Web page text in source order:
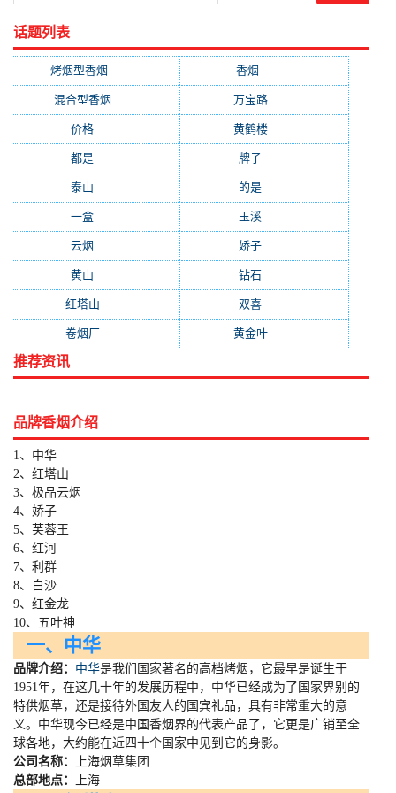
话题列表
烤烟型香烟 香烟
混合型香烟 万宝路(331)
价格 黄鹤楼(315)
都是 牌子
泰山 的是
一盒 玉溪
云烟 娇子
黄山 钻石
红塔山 双喜
卷烟厂(154) 黄金叶(151)
推荐资讯
品牌香烟介绍
1、中华
2、红塔山
3、极品云烟
4、娇子
5、芙蓉王
6、红河
7、利群
8、白沙
9、红金龙
10、五叶神
一、中华
品牌介绍： 中华是我们国家著名的高档烤烟，它最早是诞生于
1951年，在这几十年的发展历程中，中华已经成为了国家界别的
特供烟草，还是接待外国友人的国宾礼品，具有非常重大的意
义。中华现今已经是中国香烟界的代表产品了，它更是广销至全
球各地，大约能在近四十个国家中见到它的身影。
公司名称：
上海烟草集团
总部地点：
上海